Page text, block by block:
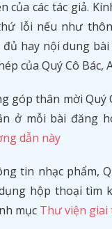
của các tác giả.
lỗi nếu như
hay nội dung
của Quý Cô Bác,
góp thân mời Quý
ở mỗi bài đăng
dẫn này
tin nhạc phẩm,
hộp thoại tìm
mục Thư viện giai